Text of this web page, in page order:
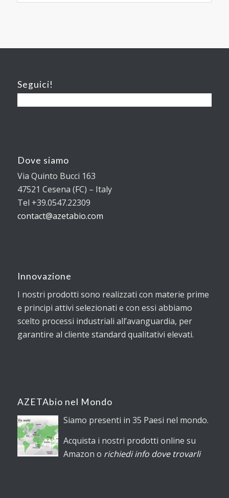
Seguici!
Dove siamo
Via Quinto Bucci 163
47521 Cesena (FC) – Italy
Tel +39.0547.22309
contact@azetabio.com
Innovazione
I nostri prodotti sono realizzati con materie prime
e principi attivi selezionati e con essi abbiamo
scelto processi industriali all’avanguardia, per
garantire al cliente standard qualitativi elevati.
AZETAbio nel Mondo
Siamo presenti in 35 Paesi nel mondo.
Acquista i nostri prodotti online su
Amazon o richiedi info dove trovarli